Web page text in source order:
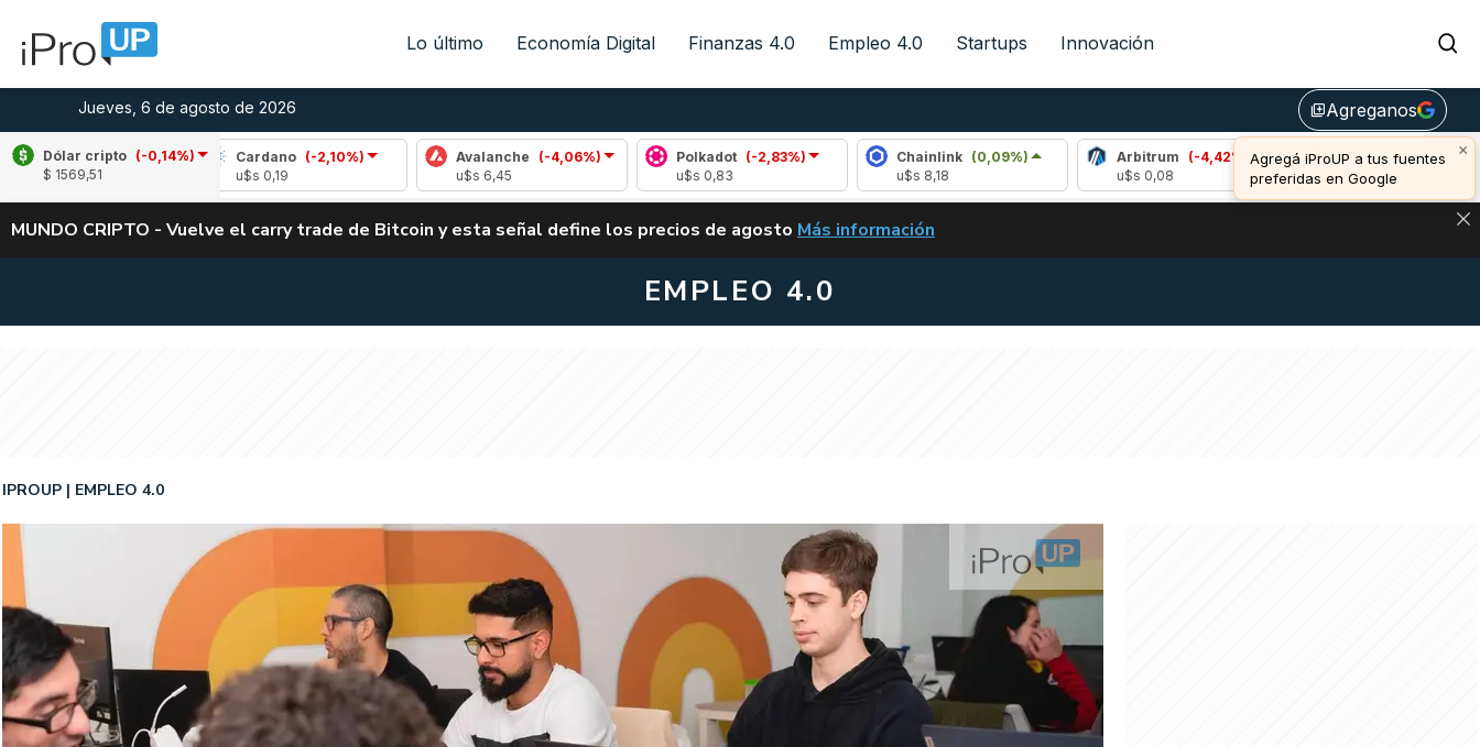
Lo último Economía Digital Finanzas 4.0 Empleo 4.0 Startups Innovación
Jueves, 6 de agosto de 2026 library_addAgreganos
×
Agregá iProUP a tus fuentes
preferidas en Google
Dólar cripto (-0,14%)
$ 1569,51
Cardano
(-2,10%)
Avalanche
(-4,06%)
Polkadot
(-2,83%)
Chainlink
(0,09%)
Arbitrum
(-4,42%)
Bitcoin (0,78%)
u$s 64.602,00
ALERTA
MUNDO CRIPTO - Vuelve el carry trade de Bitcoin y esta señal define los precios de agosto VUELVE EL CARRY TRADE DE BITCOIN Y ESTA SEÑAL DEFINE LOS PRECIOS DE
Más información
EMPLEO 4.0
IPROUP EMPLEO 4.0